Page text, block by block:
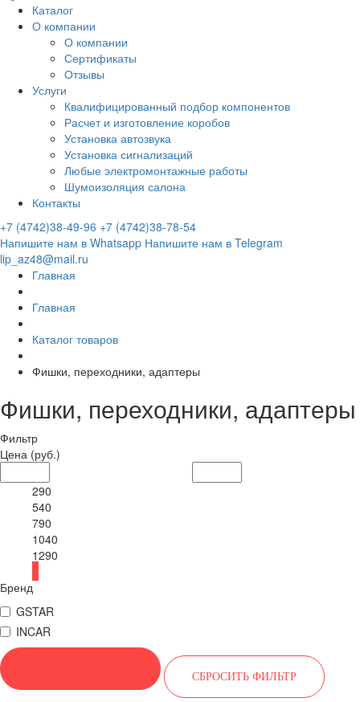
Каталог
О компании
О компании
Сертификаты
Отзывы
Услуги
Квалифицированный подбор компонентов
Расчет и изготовление коробов
Установка автозвука
Установка сигнализаций
Любые электромонтажные работы
Шумоизоляция салона
Контакты
+7 (4742)38-49-96 +7 (4742)38-78-54
Напишите нам в Whatsapp Напишите нам в Telegram
lip_az48@mail.ru
Главная
Главная
Каталог товаров
Фишки, переходники, адаптеры
Фишки, переходники, адаптеры
Фильтр
Цена (руб.)
290
540
790
1040
1290
Бренд
GSTAR
INCAR